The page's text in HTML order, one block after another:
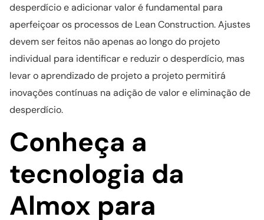
desperdício e adicionar valor é fundamental para
aperfeiçoar os processos de Lean Construction. Ajustes
devem ser feitos não apenas ao longo do projeto
individual para identificar e reduzir o desperdício, mas
levar o aprendizado de projeto a projeto permitirá
inovações contínuas na adição de valor e eliminação de
desperdício.
Conheça a
tecnologia da
Almox para